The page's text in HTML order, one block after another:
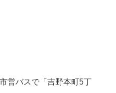
営バスで「吉野本町5丁